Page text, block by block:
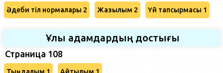
Әдеби тіл нормалары 2 Жазылым 2 Үй тапсырмасы 1
Ұлы адамдардың достығы
Страница 108
Тыңдалым 1 Айтылым 1